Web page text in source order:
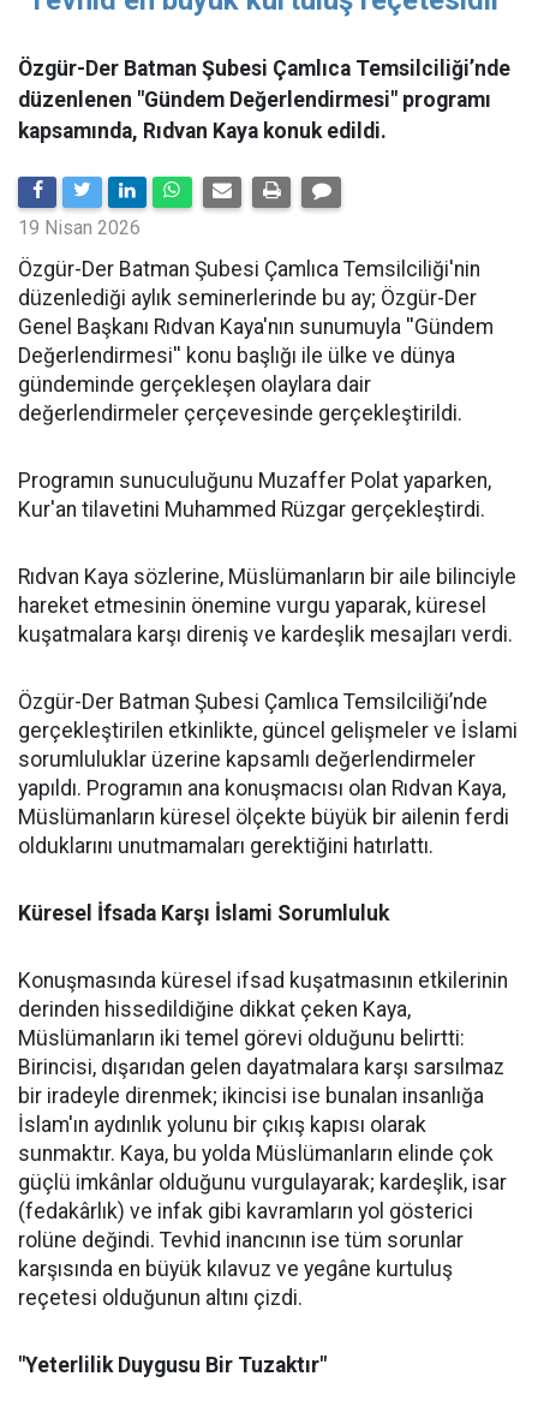
Özgür-Der Batman Şubesi Çamlıca Temsilciliği’nde
düzenlenen "Gündem Değerlendirmesi" programı
kapsamında, Rıdvan Kaya konuk edildi.
19 Nisan 2026
​Özgür-Der Batman Şubesi Çamlıca Temsilciliği'nin
düzenlediği aylık seminerlerinde bu ay; Özgür-Der
Genel Başkanı Rıdvan Kaya'nın sunumuyla ''Gündem
Değerlendirmesi'' konu başlığı ile ülke ve dünya
gündeminde gerçekleşen olaylara dair
değerlendirmeler çerçevesinde gerçekleştirildi.
Programın sunuculuğunu Muzaffer Polat yaparken,
Kur'an tilavetini Muhammed Rüzgar gerçekleştirdi.
Rıdvan Kaya sözlerine, Müslümanların bir aile bilinciyle
hareket etmesinin önemine vurgu yaparak, küresel
kuşatmalara karşı direniş ve kardeşlik mesajları verdi.
Özgür-Der Batman Şubesi Çamlıca Temsilciliği’nde
gerçekleştirilen etkinlikte, güncel gelişmeler ve İslami
sorumluluklar üzerine kapsamlı değerlendirmeler
yapıldı. Programın ana konuşmacısı olan Rıdvan Kaya,
Müslümanların küresel ölçekte büyük bir ailenin ferdi
olduklarını unutmamaları gerektiğini hatırlattı.
Küresel İfsada Karşı İslami Sorumluluk
Konuşmasında küresel ifsad kuşatmasının etkilerinin
derinden hissedildiğine dikkat çeken Kaya,
Müslümanların iki temel görevi olduğunu belirtti:
Birincisi, dışarıdan gelen dayatmalara karşı sarsılmaz
bir iradeyle direnmek; ikincisi ise bunalan insanlığa
İslam'ın aydınlık yolunu bir çıkış kapısı olarak
sunmaktır. Kaya, bu yolda Müslümanların elinde çok
güçlü imkânlar olduğunu vurgulayarak; kardeşlik, isar
(fedakârlık) ve infak gibi kavramların yol gösterici
rolüne değindi. Tevhid inancının ise tüm sorunlar
karşısında en büyük kılavuz ve yegâne kurtuluş
reçetesi olduğunun altını çizdi.
"Yeterlilik Duygusu Bir Tuzaktır"